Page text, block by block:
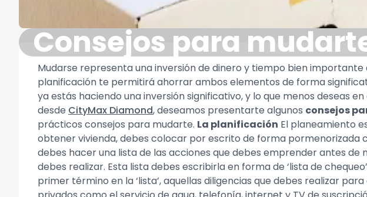
Consejos para
Mudarse representa una inversión de dinero y tiempo bien
planificación te permitirá ahorrar ambos elementos de forma
ya estás haciendo una inversión significativo, y lo que menos deseas
desde CityMax Diamond, deseamos presentarte algunos consejos
prácticos consejos para mudarte. La planificación El planeamiento
obtener vivienda, debes colocar por escrito de forma pormenorizada
debes hacer una lista de las acciones que debes emprender antes de
debes realizar. Esta lista debes escribirla en forma de ‘lista de
primer término en la ‘lista’, aquellas diligencias que debes realizar